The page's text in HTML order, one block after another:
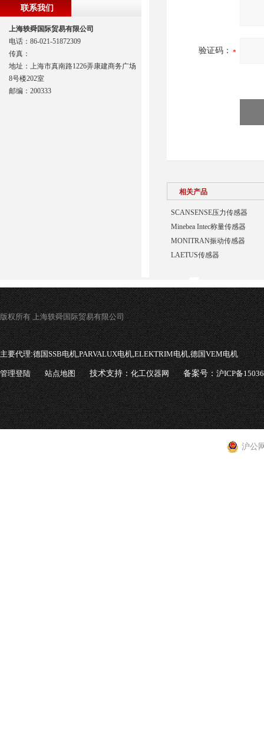
验证码：
相关产品
SCANSENSE压力传感器
Minebea Intec称量传感器
MONITRAN振动传感器
LAETUS传感器
联系我们
上海轶舜国际贸易有限公司
电话：86-021-51872309
传真：
地址：上海市真南路1226弄康建商务广场
8号楼202室
邮编：200333
版权所有 上海轶舜国际贸易有限公司
主要代理:德国SSB电机,PARVALUX电机,ELEKTRIM电机,德国VEM电机
管理登陆 站点地图 技术支持：化工仪器网 备案号：沪ICP备
沪公